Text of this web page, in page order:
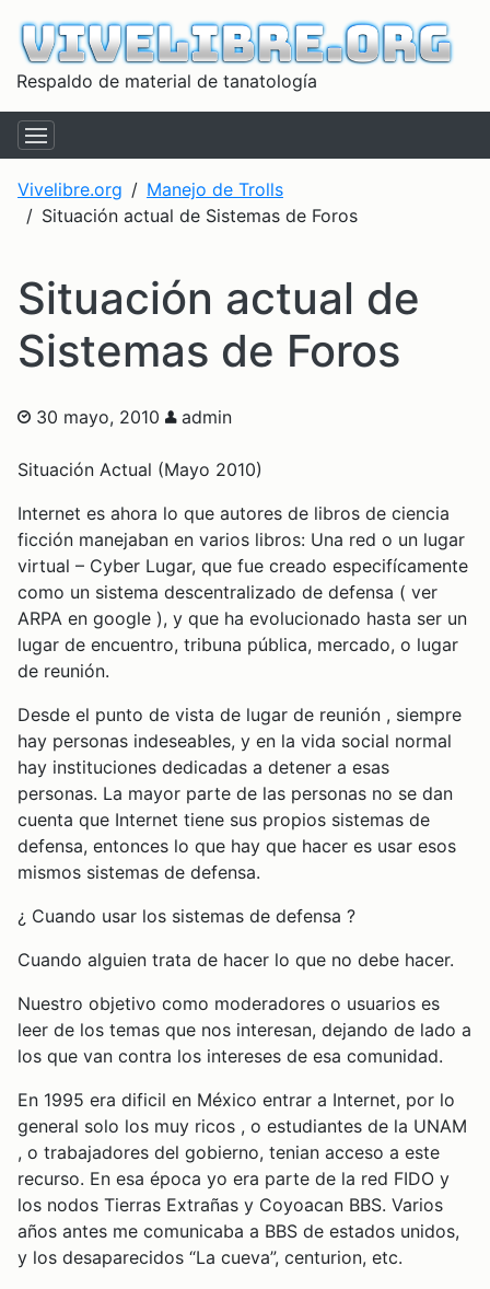
Respaldo de material de tanatología
Vivelibre.org
Manejo de Trolls
Situación actual de Sistemas de Foros
Situación actual de
Sistemas de Foros
30 mayo, 2010 admin
Situación Actual (Mayo 2010)
Internet es ahora lo que autores de libros de ciencia
ficción manejaban en varios libros: Una red o un lugar
virtual – Cyber Lugar, que fue creado especifícamente
como un sistema descentralizado de defensa ( ver
ARPA en google ), y que ha evolucionado hasta ser un
lugar de encuentro, tribuna pública, mercado, o lugar
de reunión.
Desde el punto de vista de lugar de reunión , siempre
hay personas indeseables, y en la vida social normal
hay instituciones dedicadas a detener a esas
personas. La mayor parte de las personas no se dan
cuenta que Internet tiene sus propios sistemas de
defensa, entonces lo que hay que hacer es usar esos
mismos sistemas de defensa.
¿ Cuando usar los sistemas de defensa ?
Cuando alguien trata de hacer lo que no debe hacer.
Nuestro objetivo como moderadores o usuarios es
leer de los temas que nos interesan, dejando de lado a
los que van contra los intereses de esa comunidad.
En 1995 era dificil en México entrar a Internet, por lo
general solo los muy ricos , o estudiantes de la UNAM
, o trabajadores del gobierno, tenian acceso a este
recurso. En esa época yo era parte de la red FIDO y
los nodos Tierras Extrañas y Coyoacan BBS. Varios
años antes me comunicaba a BBS de estados unidos,
y los desaparecidos “La cueva”, centurion, etc.